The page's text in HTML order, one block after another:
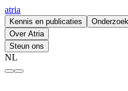
atria
Kennis en publicaties Onderzoek
Over Atria
Steun ons
NL